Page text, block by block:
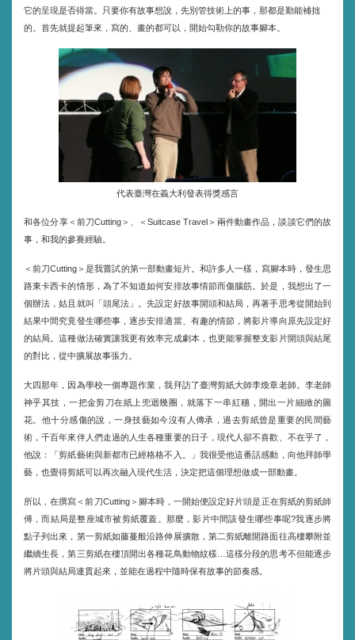
它的呈現是否得當。只要你有故事想說，先別管技術上的事，那都是勤能補拙
的。首先就提起筆來，寫的、畫的都可以，開始勾勒你的故事腳本。
代表臺灣在義大利發表得獎感言
和各位分享＜前刀Cutting ＞、＜Suitcase Travel ＞兩件動畫作品，談談它們的故
事，和我的參賽經驗。
＜前刀Cutting ＞是我嘗試的第一部動畫短片。和許多人一樣，寫腳本時，發生思
路東卡西卡的情形，為了不知道如何安排故事情節而傷腦筋。於是，我想出了一
個辦法，姑且就叫「頭尾法」。先設定好故事開頭和結局，再著手思考從開始到
結果中間究竟發生哪些事，逐步安排適當、有趣的情節，將影片導向原先設定好
的結局。這種做法確實讓我更有效率完成劇本，也更能掌握整支影片開頭與結尾
的對比，從中擴展故事張力。
大四那年，因為學校一個專題作業，我拜訪了臺灣剪紙大師李煥章老師。李老師
神乎其技，一把金剪刀在紙上兜迴幾圈，就落下一串紅穗，開出一片細緻的圖
花。他十分感傷的說，一身技藝如今沒有人傳承，過去剪紙曾是重要的民間藝
術，千百年來伴人們走過的人生各種重要的日子，現代人卻不喜歡、不在乎了，
他說：「剪紙藝術與新都市已經格格不入。」我很受他這番話感動，向他拜師學
藝，也覺得剪紙可以再次融入現代生活，決定把這個理想做成一部動畫。
所以，在撰寫＜前刀Cutting＞腳本時，一開始便設定好片頭是正在剪紙的剪紙師
傅，而結局是整座城市被剪紙覆蓋。那麼，影片中間該發生哪些事呢?我逐步將
點子列出來，第一剪紙如藤蔓般沿路伸展擴散，第二剪紙離開路面往高樓攀附並
繼續生長，第三剪紙在樓頂開出各種花鳥動物紋樣
這樣分段的思考不但能逐步
將片頭與結局連貫起來，並能在過程中隨時保有故事的節奏感。